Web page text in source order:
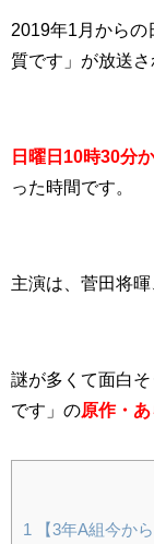
2019年1月からの
質です」が放送さ
日曜日10時30分
った時間です。
主演は、菅田将
謎が多くて面白
です」の原作・
1
【3年A組今か